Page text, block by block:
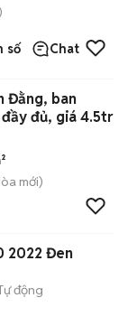
số Chat
Đằng, ban
đủ, giá 4.5tr
mới)
2022 Đen
động